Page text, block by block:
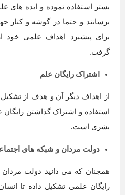
بستر استفاده نموده و ایده های
برسانند و حتما در گوشه و کنار
برای پیشبرد اهداف علمی خود
گرفت.
اشتراک رایگان علم
از اهداف دیگر آن و هدف از
استفاده و اشتراک گذاشتن رایگان
بشری است.
دولت مردان و شبکه های
همچنان که می دانید دولت مردان
رایگان علمی تشکیل داده تا